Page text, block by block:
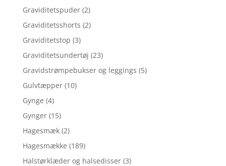
Graviditetspuder (2)
Graviditetsshorts (2)
Graviditetstop (3)
Graviditetsundertøj (23)
Gravidstrømpebukser og leggings (5)
Gulvtæpper (10)
Gynge (4)
Gynger (15)
Hagesmæk (2)
Hagesmække (189)
Halstørklæder og halsedisser (3)